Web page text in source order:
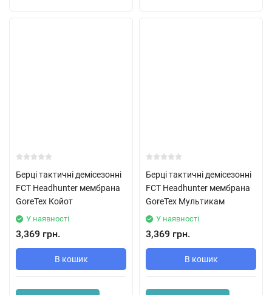
Берці тактичні демісезонні
FCT Headhunter мембрана
GoreTex Койот
У наявності
3,369 грн.
В кошик
Берці тактичні демісезонні
FCT Headhunter мембрана
GoreTex Мультикам
У наявності
3,369 грн.
В кошик